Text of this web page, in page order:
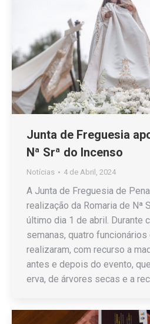
Junta de Freguesia
Nª Srª do Incenso
Notícias 4 de Abril, 2024
A Junta de Freguesia de
realização da Romaria de Nª
último dia 1 de abril. Durante
semanas, quatro funcionários
realizaram, com recurso a
antes e depois do evento,
erva, de árvores secas e a